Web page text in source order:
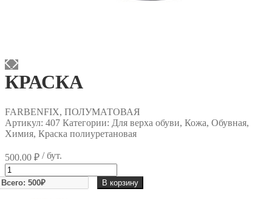
КРАСКА
FARBENFIX, ПОЛУМАТОВАЯ
Артикул: 407 Категории: Для верха обуви, Кожа, Обувная,
Химия, Краска полиуретановая
500.00 ₽ / бут.
Количество
товара
КРАСКА
В корзину